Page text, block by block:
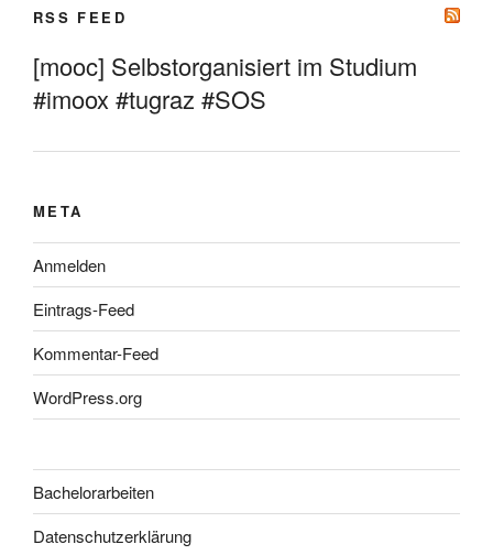
RSS FEED
[mooc] Selbstorganisiert im Studium
#imoox #tugraz #SOS
META
Anmelden
Eintrags-Feed
Kommentar-Feed
WordPress.org
Bachelorarbeiten
Datenschutzerklärung